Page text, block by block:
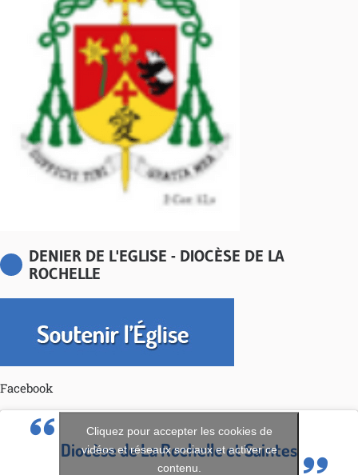
DENIER DE L'EGLISE - DIOCÈSE DE LA
ROCHELLE
Facebook
Diocèse de La Rochelle et Saintes
Cliquez pour accepter les cookies de
vidéos et réseaux sociaux et activer ce
contenu.